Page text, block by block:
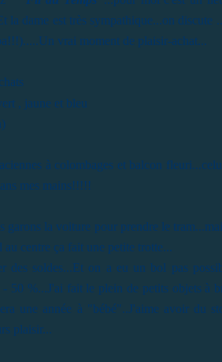
la dame est très sympathique...on discute
vrai moment de plaisir-achat...
, jaune et bleu
à colombages et balcon
mes mains!!!!!
garons la voiture pour prendre le
centre ça fait une petite trotte...
des soldes...Et on a eu un bol pas
50 %...J'ai fait le plein de petits objets à
une année à "bébé"..J'aime avoir du
plaisir...